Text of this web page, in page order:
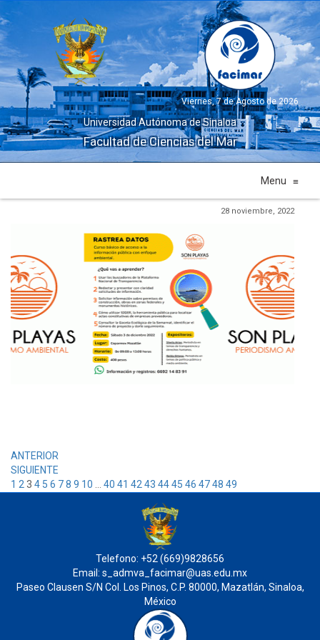
Viernes, 7 de Agosto de 2026
Universidad Autónoma de Sinaloa
Facultad de Ciencias del Mar
Menu ≡
28 noviembre, 2022
ANTERIOR
SIGUIENTE
1 2 3 4 5 6 78 9 10 40 41 42 43 4445 46 4748 49
Telefono: +52 (669)9828656
Email: s_admva_facimar@uas.edu.mx
Paseo Clausen S/N Col. Los Pinos, C.P. 80000, Mazatlán, Sinaloa,
México